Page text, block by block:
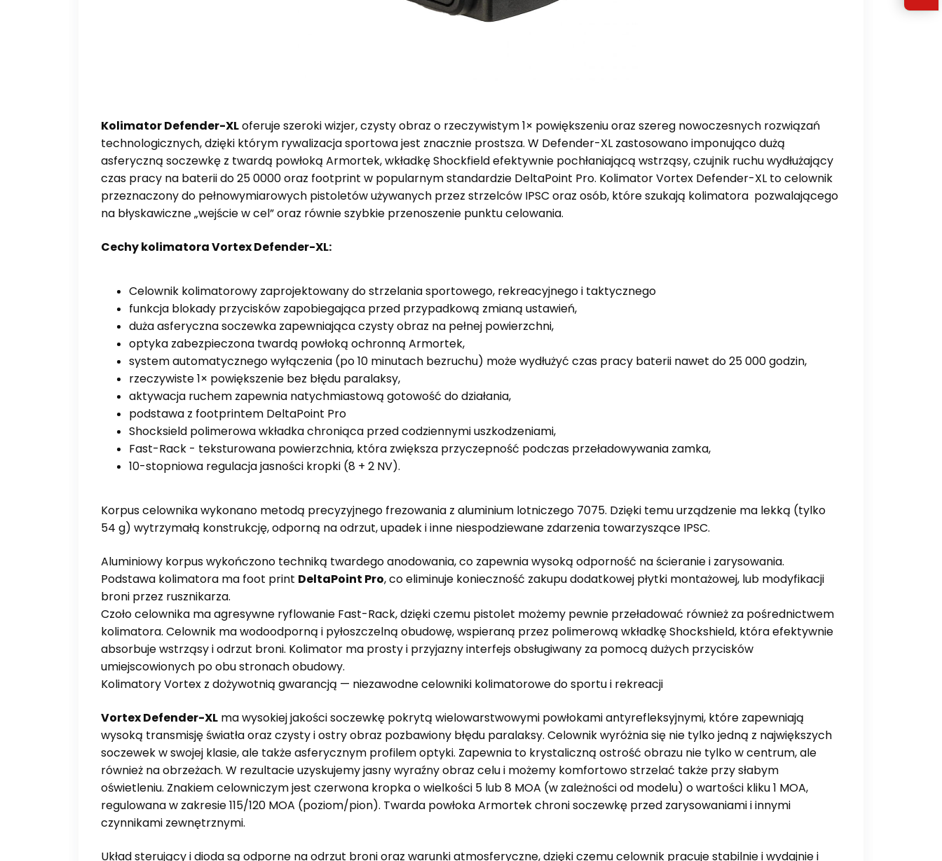
Kolimator Defender-XLoferuje szeroki wizjer, czysty obraz o rzeczywistym 1× powiększeniu oraz szereg nowoczesnych rozwiązań
technologicznych, dzięki którym rywalizacja sportowa jest znacznie prostsza. W Defender-XL zastosowano imponująco dużą
asferyczną soczewkę z twardą powłoką Armortek, wkładkę Shockfield efektywnie pochłaniającą wstrząsy, czujnik ruchu wydłużający
czas pracy na baterii do 25 0000 oraz footprint w popularnym standardzie DeltaPoint Pro. Kolimator Vortex Defender-XL to celownik
przeznaczony do pełnowymiarowych pistoletów używanych przez strzelców IPSC oraz osób, które szukają kolimatora pozwalającego
na błyskawiczne „wejście w cel” oraz równie szybkie przenoszenie punktu celowania.
Cechy kolimatora Vortex Defender-XL:
Celownik kolimatorowy zaprojektowany do strzelania sportowego, rekreacyjnego i taktycznego
funkcja blokady przycisków zapobiegająca przed przypadkową zmianą ustawień,
duża asferyczna soczewka zapewniająca czysty obraz na pełnej powierzchni,
optyka zabezpieczona twardą powłoką ochronną Armortek,
system automatycznego wyłączenia (po 10 minutach bezruchu) może wydłużyć czas pracy baterii nawet do 25 000 godzin,
rzeczywiste 1× powiększenie bez błędu paralaksy,
aktywacja ruchem zapewnia natychmiastową gotowość do działania,
podstawa z footprintem DeltaPoint Pro
Shocksield polimerowa wkładka chroniąca przed codziennymi uszkodzeniami,
Fast-Rack - teksturowana powierzchnia, która zwiększa przyczepność podczas przeładowywania zamka,
10-stopniowa regulacja jasności kropki (8 + 2 NV).
Korpus celownika wykonano metodą precyzyjnego frezowania z aluminium lotniczego 7075. Dzięki temu urządzenie ma lekką (tylko
54 g) wytrzymałą konstrukcję, odporną na odrzut, upadek i inne niespodziewane zdarzenia towarzyszące IPSC.
Aluminiowy korpus wykończono techniką twardego anodowania, co zapewnia wysoką odporność na ścieranie i zarysowania.
Podstawa kolimatora ma foot print DeltaPoint Pro, co eliminuje konieczność zakupu dodatkowej płytki montażowej, lub modyfikacji
broni przez rusznikarza.
Czoło celownika ma agresywne ryflowanie Fast-Rack, dzięki czemu pistolet możemy pewnie przeładować również za pośrednictwem
kolimatora. Celownik ma wodoodporną i pyłoszczelną obudowę, wspieraną przez polimerową wkładkę Shockshield, która efektywnie
absorbuje wstrząsy i odrzut broni. Kolimator ma prosty i przyjazny interfejs obsługiwany za pomocą dużych przycisków
umiejscowionych po obu stronach obudowy.
Kolimatory Vortex z dożywotnią gwarancją — niezawodne celowniki kolimatorowe do sportu i rekreacji
Vortex Defender-XL ma wysokiej jakości soczewkę pokrytą wielowarstwowymi powłokami antyrefleksyjnymi, które zapewniają
wysoką transmisję światła oraz czysty i ostry obraz pozbawiony błędu paralaksy. Celownik wyróżnia się nie tylko jedną z największych
soczewek w swojej klasie, ale także asferycznym profilem optyki. Zapewnia to krystaliczną ostrość obrazu nie tylko w centrum, ale
również na obrzeżach. W rezultacie uzyskujemy jasny wyraźny obraz celu i możemy komfortowo strzelać także przy słabym
oświetleniu. Znakiem celowniczym jest czerwona kropka o wielkości 5 lub 8 MOA (w zależności od modelu) o wartości kliku 1 MOA,
regulowana w zakresie 115/120 MOA (poziom/pion). Twarda powłoka Armortek chroni soczewkę przed zarysowaniami i innymi
czynnikami zewnętrznymi.
Układ sterujący i dioda są odporne na odrzut broni oraz warunki atmosferyczne, dzięki czemu celownik pracuje stabilnie i wydajnie i